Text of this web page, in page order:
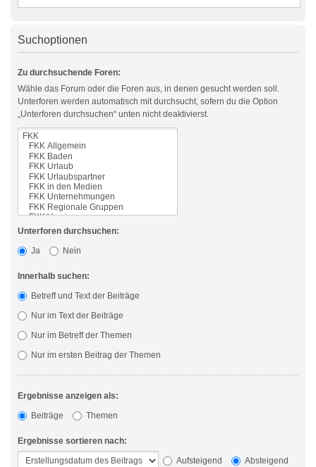
Suchoptionen
Zu durchsuchende Foren:
Wähle das Forum oder die Foren aus, in denen gesucht werden soll.
Unterforen werden automatisch mit durchsucht, sofern du die Option
„Unterforen durchsuchen“ unten nicht deaktivierst.
Unterforen durchsuchen:
Ja
Nein
Innerhalb suchen:
Betreff und Text der Beiträge
Nur im Text der Beiträge
Nur im Betreff der Themen
Nur im ersten Beitrag der Themen
Ergebnisse anzeigen als:
Beiträge
Themen
Ergebnisse sortieren nach:
Aufsteigend
Absteigend